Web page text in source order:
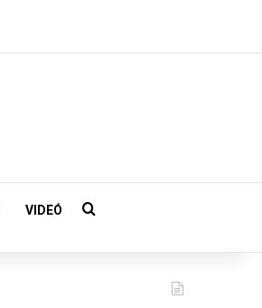
VIDEÓ Keresés: